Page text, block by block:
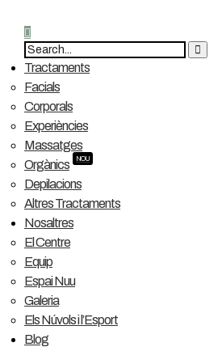
Tractaments
Facials
Corporals
Experiències
Massatges
Orgànics
NOU
Depilacions
Altres Tractaments
Nosaltres
El Centre
Equip
Espai Nuu
Galeria
Els Núvols i l’Esport
Blog